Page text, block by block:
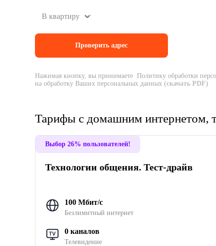
Нажимая кнопку, вы принимаете Политику обработки
на обработку Ваших персональных данных (скачать PDF)
Тарифы с домашним интернетом,
Выбор 26% пользователей!
Технологии общения. Тест-драйв
100 Мбит/с
Безлимитный интернет
0 каналов
Телевидение